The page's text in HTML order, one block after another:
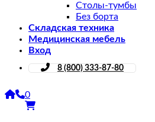
Столы-тумбы
Без борта
Складская техника
Медицинская мебель
Вход
8 (800) 333-87-80
0